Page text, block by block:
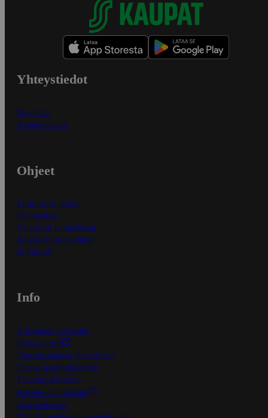
Yhteystiedot
Myymälät
Asiakaspalvelu
Ohjeet
Ensitilaajan ohjeet
Näin maksat
Näin tilaat ja muokkaat
Kaikki ohjeet ja vinkit
In English
Info
S-Business yrityksille
Oiva-raportit
Osuuskauppojen yhteystiedot
Tilaus- ja toimitusehdot
Tietosuojakäytäntö
Palvelun käyttöehdot
Saavutettavuus